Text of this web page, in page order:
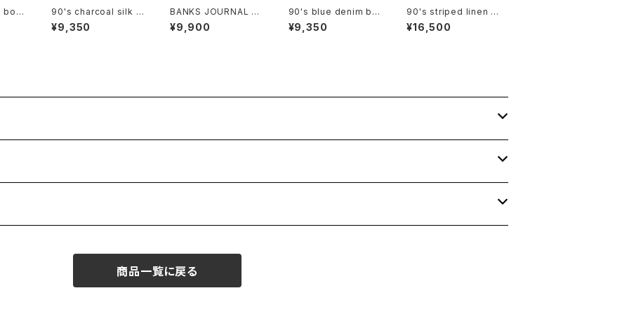
bota
I
90's charcoal silk c
ulotte Pants
¥9,350
BANKS JOURNAL ra
yon ×linen open-co
llar Shirt
¥9,900
90's blue denim bo
x Shirt
¥9,350
90's striped linen c
otton V-neck Jacke
t
¥16,500
商品一覧に戻る